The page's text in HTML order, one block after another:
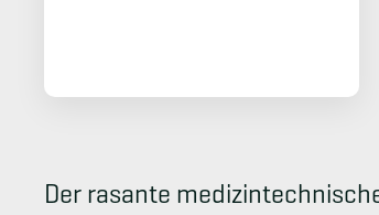
Der rasante